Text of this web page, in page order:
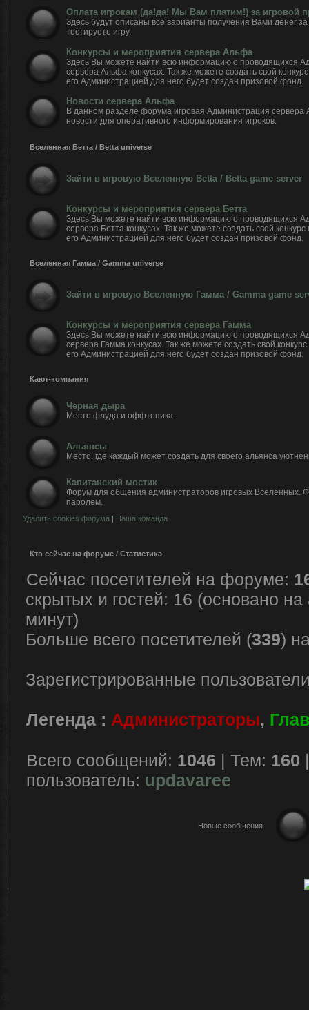
Оплата игрокам (да!да! Мы Вам платим!) за игровой
Здесь будут описаны все варианты получения Вами денег
тестируете игру.
Конкурсы и мероприятия сервера Альфа
Здесь Вы можете найти всю информацию о проводящихся
сервера Альфа конкусах. Так же можете создать свой
его Администрацией для него будет создан призовой фонд.
Новости сервера Альфа
В данном разделе форума игровая Администрация
новости для оперативного информирования игроков.
Вселенная Бетта / Betta universe
Зайти в игровую Вселенную Betta / Betta game server
Конкурсы и мероприятия сервера Бетта
Здесь Вы можете найти всю информацию о проводящихся
сервера Бетта конкусах. Так же можете создать свой
его Администрацией для него будет создан призовой фонд.
Вселенная Гамма / Gamma universe
Зайти в игровую Вселенную Гамма / Gamma game
Конкурсы и мероприятия сервера Гамма
Здесь Вы можете найти всю информацию о проводящихся
сервера Гамма конкусах. Так же можете создать свой
его Администрацией для него будет создан призовой фонд.
Кают-компания
Черная дыра
Место флуда и оффтопика
Альянсы
Место, где каждый может создать для своего альянса
Капитанский мостик
Форум для общения администраторов игровых Вселенных.
паролем.
Удалить cookies форума | Наша команда
Кто сейчас на форуме / Статистика
Сейчас посетителей на форуме:
скрытых и гостей: 16 (основано
минут)
Больше всего посетителей (339)
Зарегистрированные
Легенда : Администраторы,
Всего сообщений: 1046 | Тем: 160
пользователь: updavaree
Новые сообщения